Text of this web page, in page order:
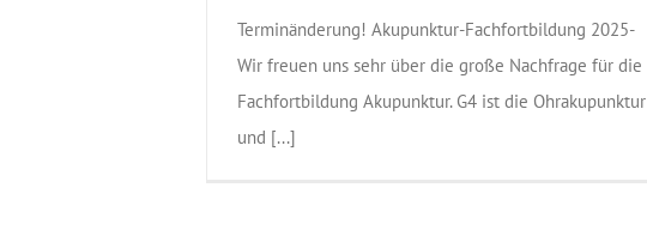
Terminänderung! Akupunktur-Fachfortbildung 2025-
Wir freuen uns sehr über die große Nachfrage für die
Fachfortbildung Akupunktur. G4 ist die Ohrakupunktur
und [...]